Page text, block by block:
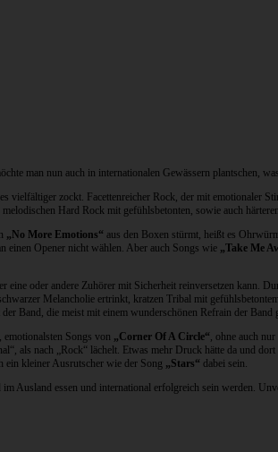
man nun auch in internationalen Gewässern plantschen,
zockt. Facettenreicher Rock, der mit emotionaler
Hard Rock mit gefühlsbetonten, sowie auch
„No More Emotions“ aus den Boxen stürmt, heißt es
einen Opener nicht wählen. Aber auch Songs wie „Take Me
oder andere Zuhörer mit Sicherheit reinversetzen kann.
Melancholie ertrinkt, kratzen Tribal mit
Band, die meist mit einem wunderschönen Refrain der Band
emotionalsten Songs von „Corner Of A Circle“, ohne auch
als nach „Rock“ lächelt. Etwas mehr Druck hätte da und
ein kleiner Ausrutscher wie der Song „Stars“ dabei sein.
Ausland essen und international erfolgreich sein werden.